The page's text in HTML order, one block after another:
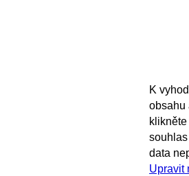
K
obsahu
data
Upravit